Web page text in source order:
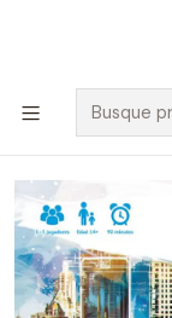
🚀 ¡Despachamos a
$100.000 y a RM
Inicio